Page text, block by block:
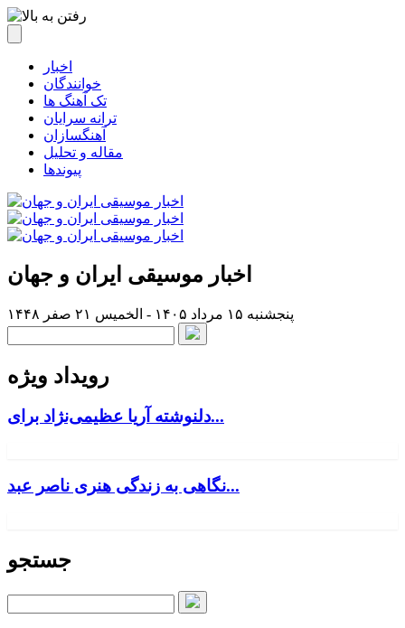
اخبار
خوانندگان
تک آهنگ ها
ترانه سرایان
آهنگسازان
مقاله و تحلیل
پیوندها
اخبار موسیقی ایران و جهان
پنجشنبه ۱۵ مرداد ۱۴۰۵ - الخميس ۲۱ صفر ۱۴۴۸
رویداد ویژه
دلنوشته آریا عظیمی‌نژاد برای...
نگاهی به زندگی هنری ناصر عبد...
جستجو